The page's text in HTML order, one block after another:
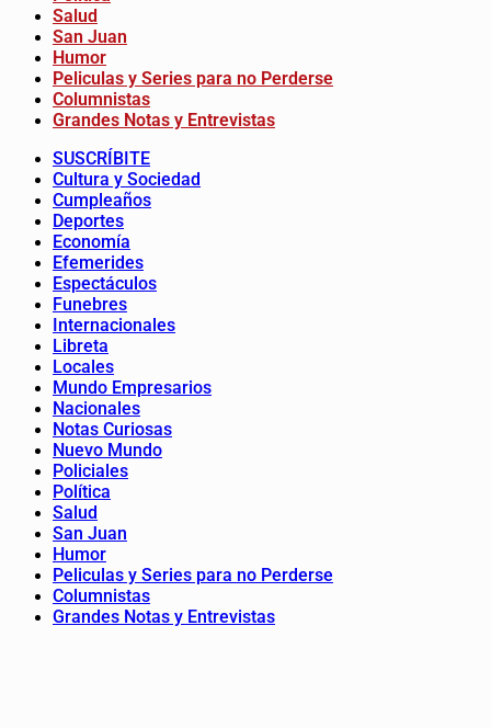
Salud
San Juan
Humor
Peliculas y Series para no Perderse
Columnistas
Grandes Notas y Entrevistas
SUSCRÍBITE
Cultura y Sociedad
Cumpleaños
Deportes
Economía
Efemerides
Espectáculos
Funebres
Internacionales
Libreta
Locales
Mundo Empresarios
Nacionales
Notas Curiosas
Nuevo Mundo
Policiales
Política
Salud
San Juan
Humor
Peliculas y Series para no Perderse
Columnistas
Grandes Notas y Entrevistas